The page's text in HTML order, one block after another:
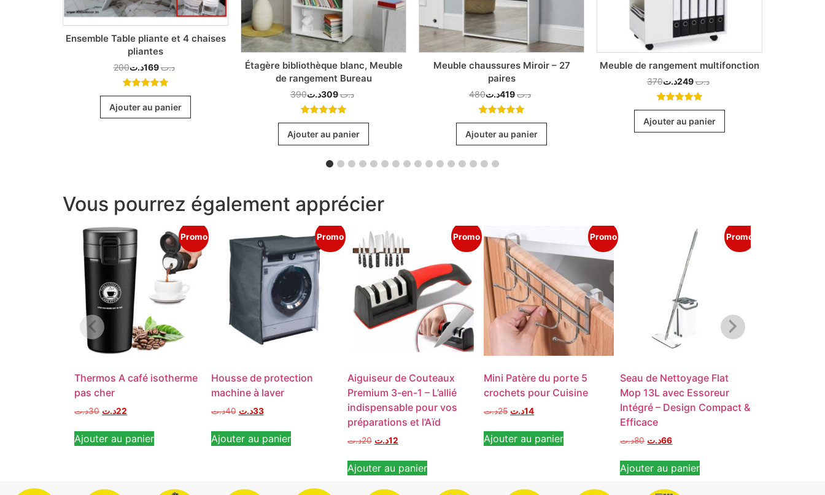
Ensemble Table pliante et 4 chaises
pliantes
200 د.ت169د.ت
5.00out
of 5
Ajouter au panier
Étagère bibliothèque blanc, Meuble
de rangement Bureau
390 د.ت309د.ت
5.00out
of 5
Ajouter au panier
Meuble chaussures Miroir – 27
paires
480 د.ت419د.ت
5.00out
of 5
Ajouter au panier
Meuble de rangement multifonction
370 د.ت249د.ت
5.00out
of 5
Ajouter au panier
Vous pourrez également apprécier
Promo
Thermos A café isotherme
pas cher
30د.ت 22د.ت
Ajouter au panier
Promo
Housse de protection
machine à laver
40د.ت 33د.ت
Ajouter au panier
Promo
Aiguiseur de Couteaux
Premium 3-en-1 – L’allié
indispensable pour vos
préparations et l’Aïd
20د.ت 12د.ت
Ajouter au panier
Promo
Mini Patère du porte 5
crochets pour Cuisine
25د.ت 14د.ت
Ajouter au panier
Promo
Seau de Nettoyage Flat
Mop 13L avec Essoreur
Intégré – Design Compact &
Efficace
80د.ت 66د.ت
Ajouter au panier